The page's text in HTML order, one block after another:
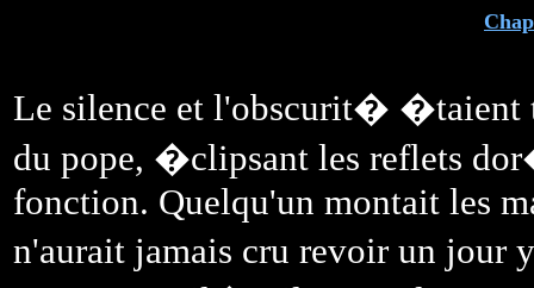
Le silence et l'obscurit� �taient
du pope, �clipsant les reflets
fonction. Quelqu'un montait les
n'aurait jamais cru revoir un